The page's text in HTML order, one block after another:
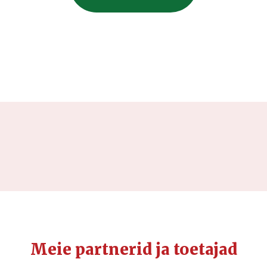
Meie partnerid ja toetajad